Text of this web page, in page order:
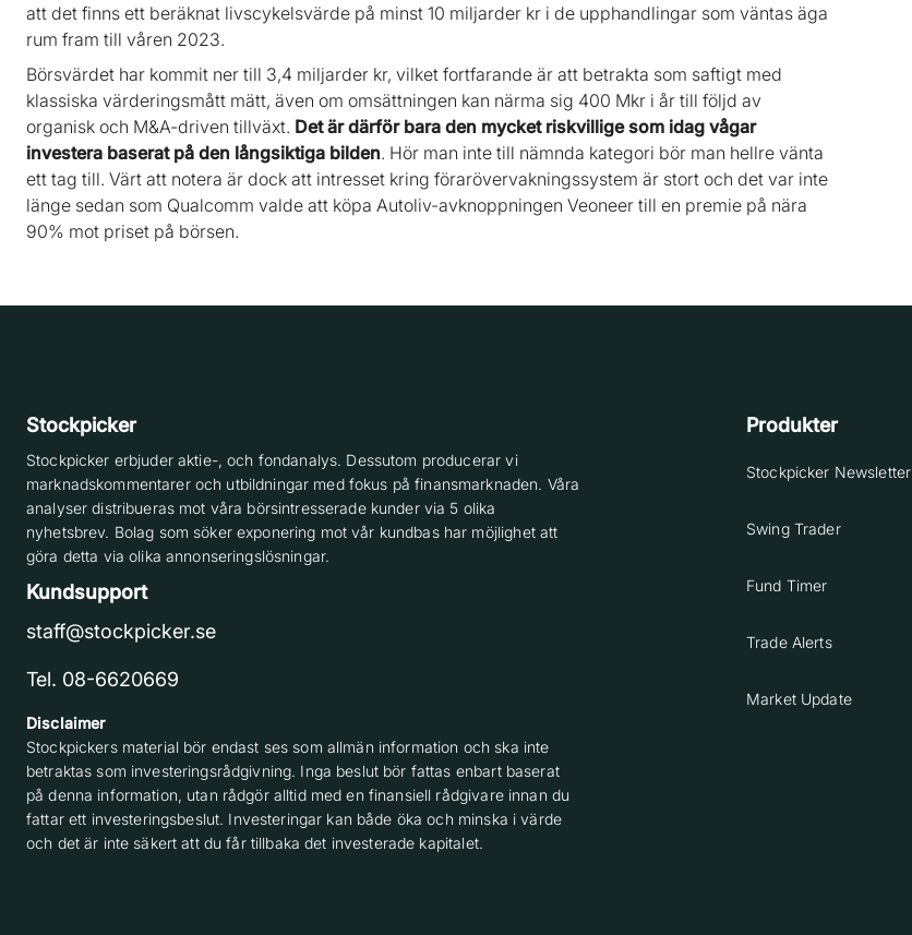
att det finns ett beräknat livscykelsvärde på minst 10 miljarder kr i de upphandlingar som väntas äga
rum fram till våren 2023.
Börsvärdet har kommit ner till 3,4 miljarder kr, vilket fortfarande är att betrakta som saftigt med
klassiska värderingsmått mätt, även om omsättningen kan närma sig 400 Mkr i år till följd av
organisk och M&A-driven tillväxt. Det är därför bara den mycket riskvillige som idag vågar
investera baserat på den långsiktiga bilden. Hör man inte till nämnda kategori bör man hellre vänta
ett tag till. Värt att notera är dock att intresset kring förarövervakningssystem är stort och det var inte
länge sedan som Qualcomm valde att köpa Autoliv-avknoppningen Veoneer till en premie på nära
90% mot priset på börsen.
Stockpicker
Stockpicker erbjuder aktie-, och fondanalys. Dessutom producerar vi
marknadskommentarer och utbildningar med fokus på finansmarknaden. Våra
analyser distribueras mot våra börsintresserade kunder via 5 olika
nyhetsbrev. Bolag som söker exponering mot vår kundbas har möjlighet att
göra detta via olika annonseringslösningar.
Kundsupport
staff@stockpicker.se
Tel. 08-6620669
Disclaimer
Stockpickers material bör endast ses som allmän information och ska inte
betraktas som investeringsrådgivning. Inga beslut bör fattas enbart baserat
på denna information, utan rådgör alltid med en finansiell rådgivare innan du
fattar ett investeringsbeslut. Investeringar kan både öka och minska i värde
och det är inte säkert att du får tillbaka det investerade kapitalet.
Produkter
Stockpicker Newsletter
Swing Trader
Fund Timer
Trade Alerts
Market Update